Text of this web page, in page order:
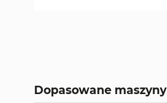
Dopasowane maszyny